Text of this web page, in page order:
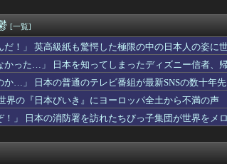
方局の新人アナウンサーwwwwww
こいつｗｗｗｗｗｗｗｗ...
察を呼ばなかったの？」→医師の厳しい...
液「Jr(a-)」を提供＝韓国SNS...
しと大量物資を積んで熊本へ・・・・・...
知る
るのか？…中国メディア！
婚姻窓口が大行列＆芸能人も結婚...
。それを控えさせた方がいいのか塾の人...
の復帰を熱望【MLB】
のジャンルはそろそろ終わりかな」
[一覧]
！」 英高級紙も驚愕した極限の中の日本人の姿に
かった…」 日本を知ってしまったディズニー信者、
…」 日本の普通のテレビ番組が最新SNSの数十年
の『日本びいき』にヨーロッパ全土から不満の声
」 日本の消防署を訪れたちびっ子集団が世界をメ